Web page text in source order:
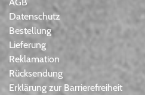
Datenschutz
Bestellung
Lieferung
Reklamation
Rücksendung
Erklärung zur Barrierefreiheit